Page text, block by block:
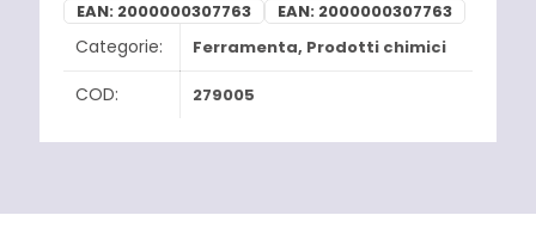
EAN: 2000000307763 EAN: 2000000307763
Categorie: Ferramenta, Prodotti chimici
COD: 279005